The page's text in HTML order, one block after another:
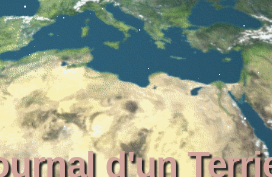
d'un